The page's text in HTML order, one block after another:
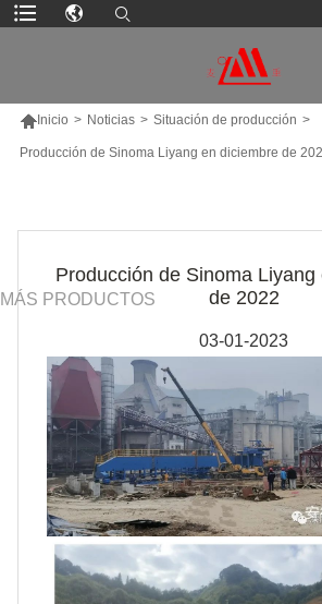
Inicio > Noticias > Situación de producción >
Producción de Sinoma Liyang en diciembre de
MÁS PRODUCTOS
Producción de Sinoma Liyang
de 2022
03-01-2023